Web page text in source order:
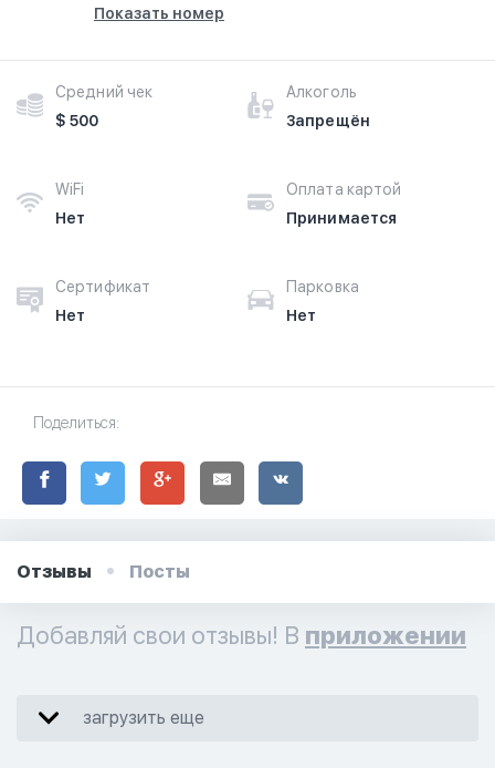
Показать номер
Средний чек
$ 500
Алкоголь
Запрещён
WiFi
Нет
Оплата картой
Принимается
Сертификат
Нет
Парковка
Нет
Поделиться:
Отзывы Посты
Добавляй свои отзывы! В приложении
загрузить еще